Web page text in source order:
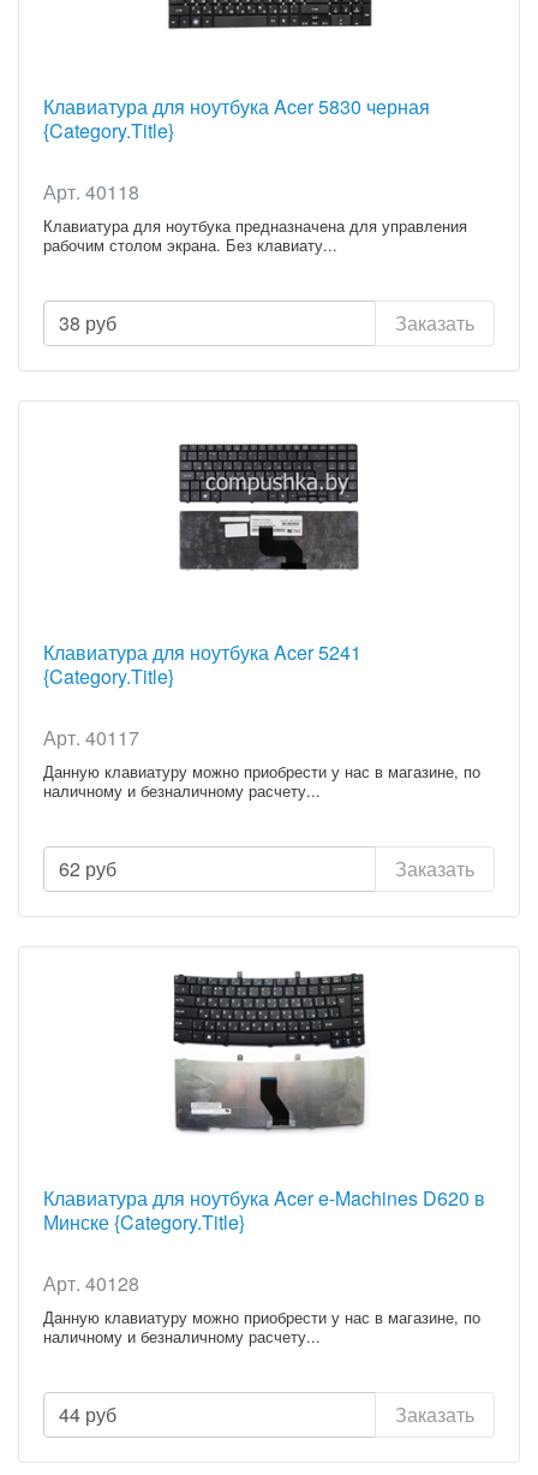
Клавиатура для ноутбука Acer 5830 черная
{Category.Title}
Арт. 40118
Клавиатура для ноутбука предназначена для управления
рабочим столом экрана. Без клавиату...
38 руб Заказать
Клавиатура для ноутбука Acer 5241
{Category.Title}
Арт. 40117
Данную клавиатуру можно приобрести у нас в магазине, по
наличному и безналичному расчету...
62 руб Заказать
Клавиатура для ноутбука Acer e-Machines D620 в
Минске {Category.Title}
Арт. 40128
Данную клавиатуру можно приобрести у нас в магазине, по
наличному и безналичному расчету...
44 руб Заказать